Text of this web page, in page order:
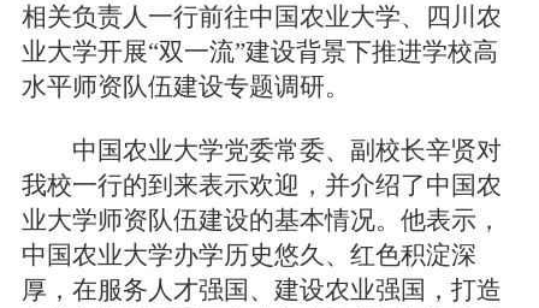
相关负责人一行前往中国农业大学、四川农
业大学开展“双一流”建设背景下推进学校高
水平师资队伍建设专题调研。
中国农业大学党委常委、副校长辛贤对
我校一行的到来表示欢迎，并介绍了中国农
业大学师资队伍建设的基本情况。他表示，
中国农业大学办学历史悠久、红色积淀深
厚，在服务人才强国、建设农业强国，打造